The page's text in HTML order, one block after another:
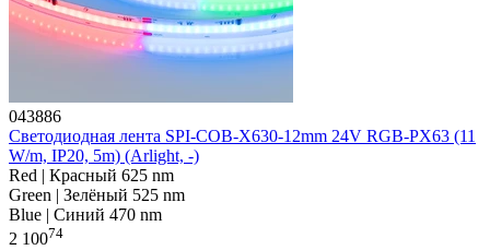
043886
Светодиодная лента SPI-COB-X630-12mm 24V RGB-PX63 (11
W/m, IP20, 5m) (Arlight, -)
Red | Красный 625 nm
Green | Зелёный 525 nm
Blue | Синий 470 nm
2 10074